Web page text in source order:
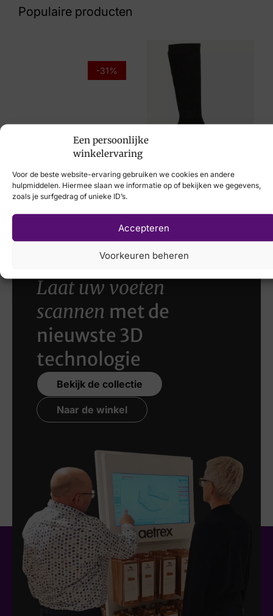
Een persoonlijke
winkelervaring
Voor de beste website-ervaring gebruiken we cookies en andere
hulpmiddelen. Hiermee slaan we informatie op of bekijken we gegevens,
zoals je surfgedrag of unieke ID’s.
Accepteren
Voorkeuren beheren
36.455.47
Populaire producten
-31%
Hispanitas
€99,95
Laat uw voeten
scannen met de
nieuwste 3D
technologie
Bekijk de collectie
Naar de winkel